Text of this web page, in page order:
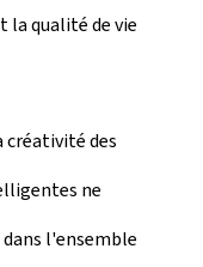
la qualité de vie
créativité des
ne
l'ensemble